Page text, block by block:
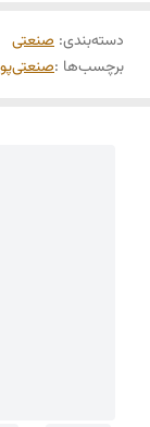
دسته‌بندی: صنعتی
برچسب‌ها :صنعتی